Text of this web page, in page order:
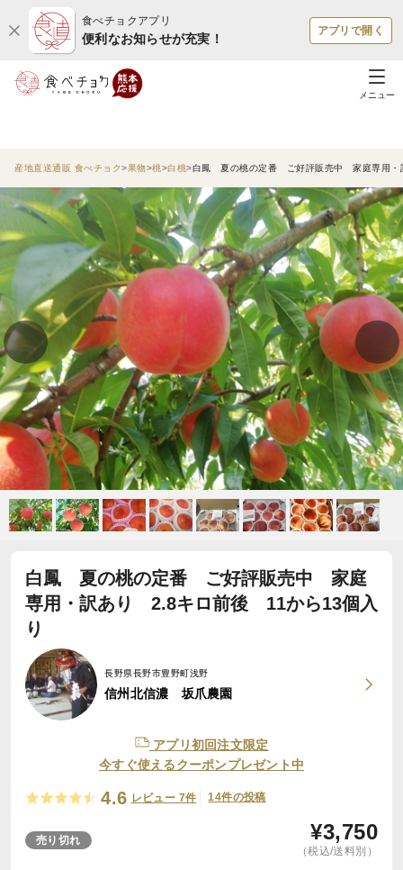
食べチョクアプリ
便利なお知らせが充実！
アプリで開く
メニュー
産地直送通販 食べチョク 果物 桃 白桃 白鳳 夏の桃の定番 ご好評販売中 家庭専用
白鳳 夏の桃の定番 ご好評販売中 家庭
専用・訳あり 2.8キロ前後 11から13個入
り
長野県長野市豊野町浅野
信州北信濃 坂爪農園
アプリ初回注文限定
今すぐ使えるクーポンプレゼント中
4.6 レビュー 7件 14件の投稿
売り切れ ¥3,750
（税込/送料別）